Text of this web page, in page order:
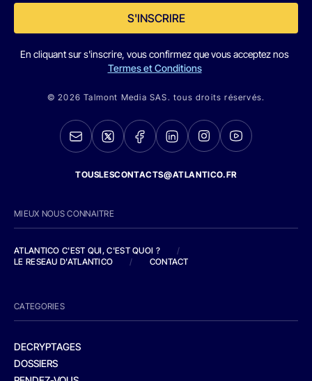
S'INSCRIRE
En cliquant sur s'inscrire, vous confirmez que vous acceptez nos
Termes et Conditions
© 2026 Talmont Media SAS. tous droits réservés.
TOUSLESCONTACTS@ATLANTICO.FR
MIEUX NOUS CONNAITRE
ATLANTICO C'EST QUI, C'EST QUOI ?
/
LE RESEAU D'ATLANTICO
/ CONTACT
CATEGORIES
DECRYPTAGES
DOSSIERS